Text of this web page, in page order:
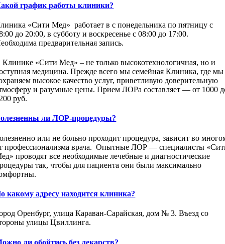
график работы клиники?
«Сити Мед» работает в с понедельника по пятницу с
до 20:00, в субботу и воскресенье с 08:00 до 17:00.
предварительная запись.
Клинике «Сити Мед» – не только высокотехнологичная, но и
медицина. Прежде всего мы семейная Клиника, где мы
высокое качество услуг, приветливую доверительную
и разумные цены. Прием ЛОРа составляет — от 1000
руб.
ли ЛОР-процедуры?
или не больно проходит процедура, зависит во
профессионализма врача. Опытные ЛОР — специалисты
проводят все необходимые лечебные и диагностические
так, чтобы для пациента они были максимально
какому адресу находится клиника?
Оренбург, улица Караван-Сарайская, дом № 3. Въезд со
улицы Цвиллинга.
ли обойтись без лекарств?